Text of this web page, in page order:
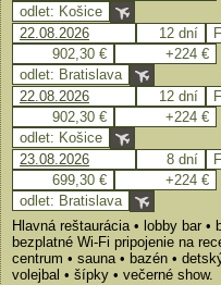
odlet: Košice
22.08.2026
12 dní
902,30 €
+224 €
odlet: Bratislava
22.08.2026
12 dní
902,30 €
+224 €
odlet: Košice
23.08.2026
8 dní
699,30 €
+224 €
odlet: Bratislava
Hlavná reštaurácia • lobby bar •
bezplatné Wi-Fi pripojenie na
centrum • sauna • bazén •
volejbal • šípky • večerné show.